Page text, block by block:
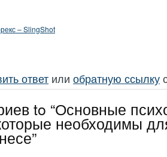
– SlingShot
ответ или обратную ссылку
to “Основные
необходимы